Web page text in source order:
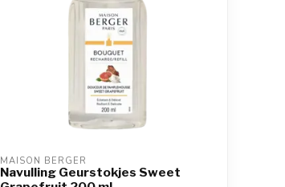
MAISON BERGER
Navulling Geurstokjes Sweet